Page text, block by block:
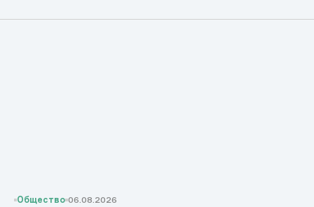
Общество 06.08.2026